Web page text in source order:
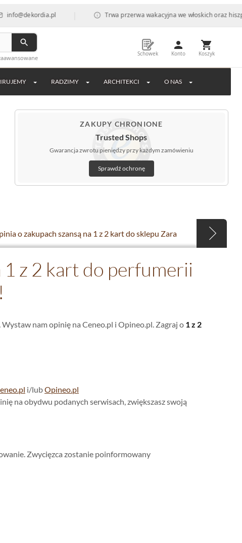
Trwa przerwa wakacyjna we włoskich oraz
Schowek Konto Koszyk
RADZIMY ARCHITEKCI O NAS
ZAKUPY CHRONIONE
Trusted Shops
Gwarancja zwrotu pieniędzy przy każdym zamówieniu
Sprawdź ochronę
o zakupach szansą na 1 z 2 kart do sklepu Zara
1 z 2 kart do perfumerii
nam opinię na Ceneo.pl i Opineo.pl. Zagraj o 1 z 2
i/lubOpineo.pl
na obydwu podanych serwisach, zwiększasz swoją
Zwycięzca zostanie poinformowany